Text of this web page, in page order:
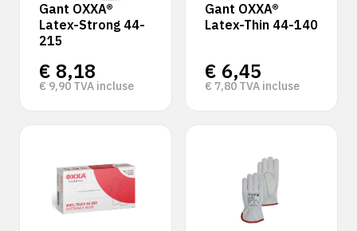
Gant OXXA®
Latex-Strong 44-
215
€ 8,18
€ 9,90 TVA incluse
Gant OXXA®
Latex-Thin 44-140
€ 6,45
€ 7,80 TVA incluse